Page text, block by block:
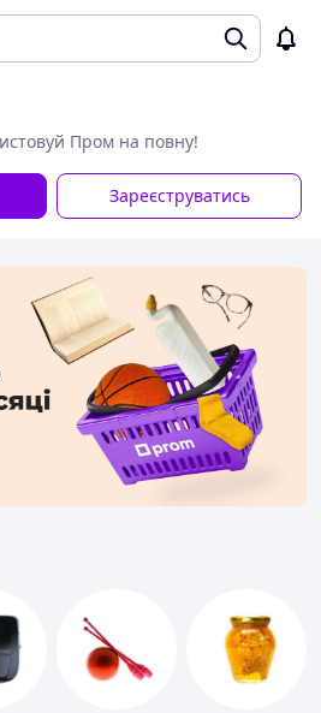
Пром на повну!
Зареєструватись